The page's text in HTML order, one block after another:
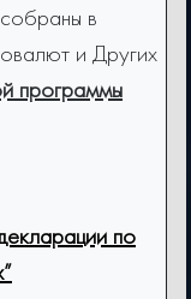
в
и Других
программы
по